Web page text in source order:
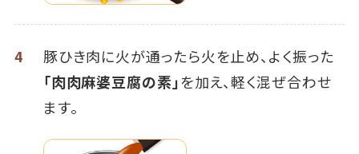
4
豚ひき肉に火が通ったら火を止め、よく振った
「肉肉麻婆豆腐の素」を加え、軽く混ぜ合わせ
ます。